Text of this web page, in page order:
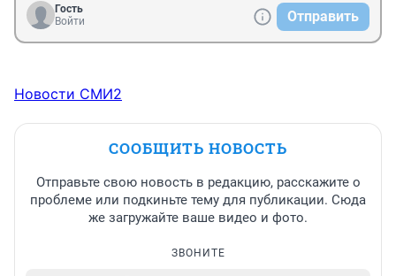
Гость
Войти
Отправить
Новости СМИ2
СООБЩИТЬ НОВОСТЬ
Отправьте свою новость в редакцию, расскажите о
проблеме или подкиньте тему для публикации. Сюда
же загружайте ваше видео и фото.
ЗВОНИТЕ